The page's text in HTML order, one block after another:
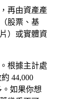
再由資產產
股票、基
）或實體資
根據主計處
44,000
如果你想